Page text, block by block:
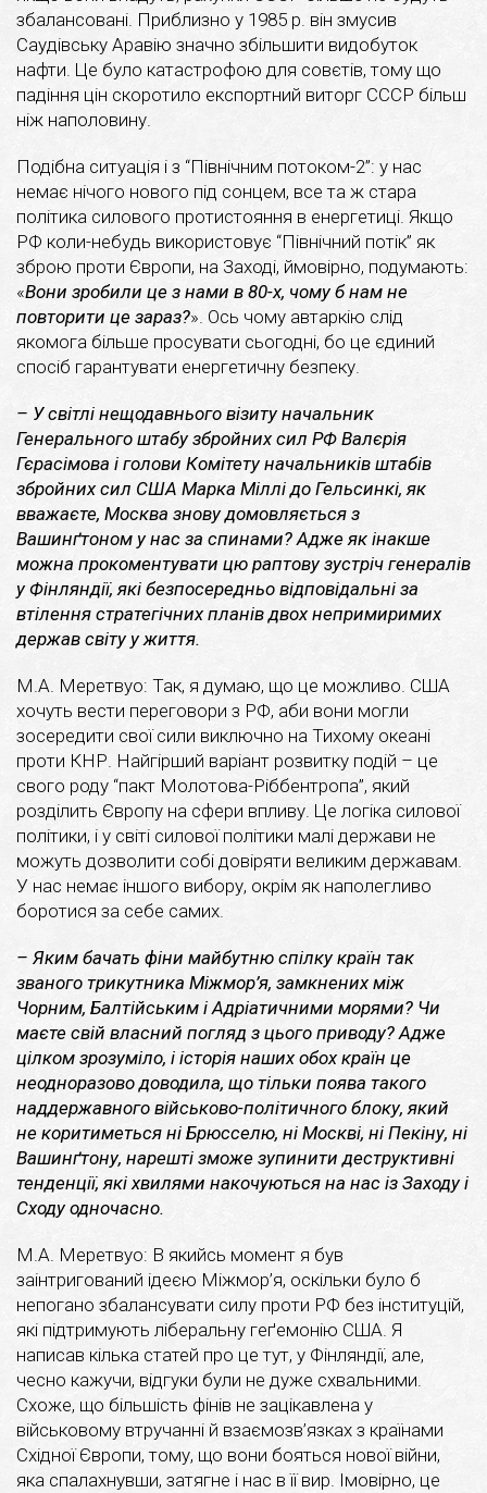
збалансовані. Приблизно у 1985 р. він змусив
Саудівську Аравію значно збільшити видобуток
нафти. Це було катастрофою для совєтів, тому що
падіння цін скоротило експортний виторг СССР більш
ніж наполовину.
Подібна ситуація і з “Північним потоком-2”: у нас
немає нічого нового під сонцем, все та ж стара
політика силового протистояння в енергетиці. Якщо
РФ коли-небудь використовує “Північний потік” як
зброю проти Європи, на Заході, ймовірно, подумають:
«Вони зробили це з нами в 80-х, чому б нам не
повторити це зараз?». Ось чому автаркію слід
якомога більше просувати сьогодні, бо це єдиний
спосіб гарантувати енергетичну безпеку.
– У світлі нещодавнього візиту начальник
Генерального штабу збройних сил РФ Валєрія
Гєрасімова і голови Комітету начальників штабів
збройних сил США Марка Міллі до Гельсинкі, як
вважаєте, Москва знову домовляється з
Вашинґтоном у нас за спинами? Адже як інакше
можна прокоментувати цю раптову зустріч генералів
у Фінляндії, які безпосередньо відповідальні за
втілення стратегічних планів двох непримиримих
держав світу у життя.
М.А. Меретвуо: Так, я думаю, що це можливо. США
хочуть вести переговори з РФ, аби вони могли
зосередити свої сили виключно на Тихому океані
проти КНР. Найгірший варіант розвитку подій – це
свого роду “пакт Молотова-Ріббентропа”, який
розділить Європу на сфери впливу. Це логіка силової
політики, і у світі силової політики малі держави не
можуть дозволити собі довіряти великим державам.
У нас немає іншого вибору, окрім як наполегливо
боротися за себе самих.
– Яким бачать фіни майбутню спілку країн так
званого трикутника Міжмор’я, замкнених між
Чорним, Балтійським і Адріатичними морями? Чи
маєте свій власний погляд з цього приводу? Адже
цілком зрозуміло, і історія наших обох країн це
неодноразово доводила, що тільки поява такого
наддержавного військово-політичного блоку, який
не коритиметься ні Брюсселю, ні Москві, ні Пекіну, ні
Вашинґтону, нарешті зможе зупинити деструктивні
тенденції, які хвилями накочуються на нас із Заходу і
Сходу одночасно.
М.А. Меретвуо: В якийсь момент я був
заінтригований ідеєю Міжмор’я, оскільки було б
непогано збалансувати силу проти РФ без інституцій,
які підтримують ліберальну геґемонію США. Я
написав кілька статей про це тут, у Фінляндії, але,
чесно кажучи, відгуки були не дуже схвальними.
Схоже, що більшість фінів не зацікавлена у
військовому втручанні й взаємозв’язках з країнами
Східної Європи, тому, що вони бояться нової війни,
яка спалахнувши, затягне і нас в її вир. Імовірно, це